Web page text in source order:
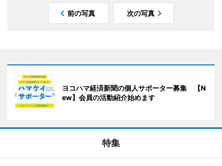
前の写真 次の写真
ヨコハマ経済新聞の個人サポーター募集 【N
ew】会員の活動紹介始めます
特集